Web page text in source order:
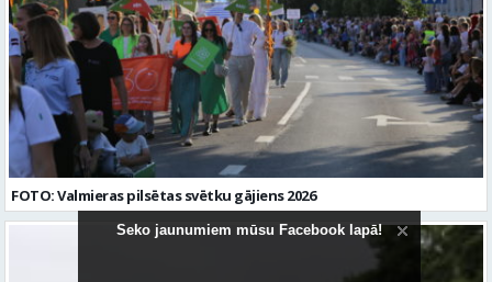
FOTO: Valmieras pilsētas svētku gājiens 2026
Seko jaunumiem mūsu Facebook lapā!